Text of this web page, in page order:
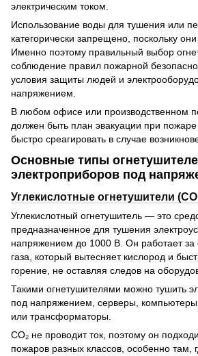
электрическим током.
Использование воды для тушения или
категорически запрещено, поскольку они
Именно поэтому правильный выбор
соблюдение правил пожарной
условия защиты людей и
напряжением.
В любом офисе или производственном
должен быть план эвакуации при
быстро среагировать в случае
Основные типы
электроприборов под
Углекислотные огнетушители
Углекислотный огнетушитель — это
предназначенное для тушения
напряжением до 1000 В. Он работает за
газа, который вытесняет кислород и
горение, не оставляя следов на
Такими огнетушителями можно тушить
под напряжением, серверы,
или трансформаторы.
CO₂ не проводит ток, поэтому он
пожаров разных классов, особенно там,